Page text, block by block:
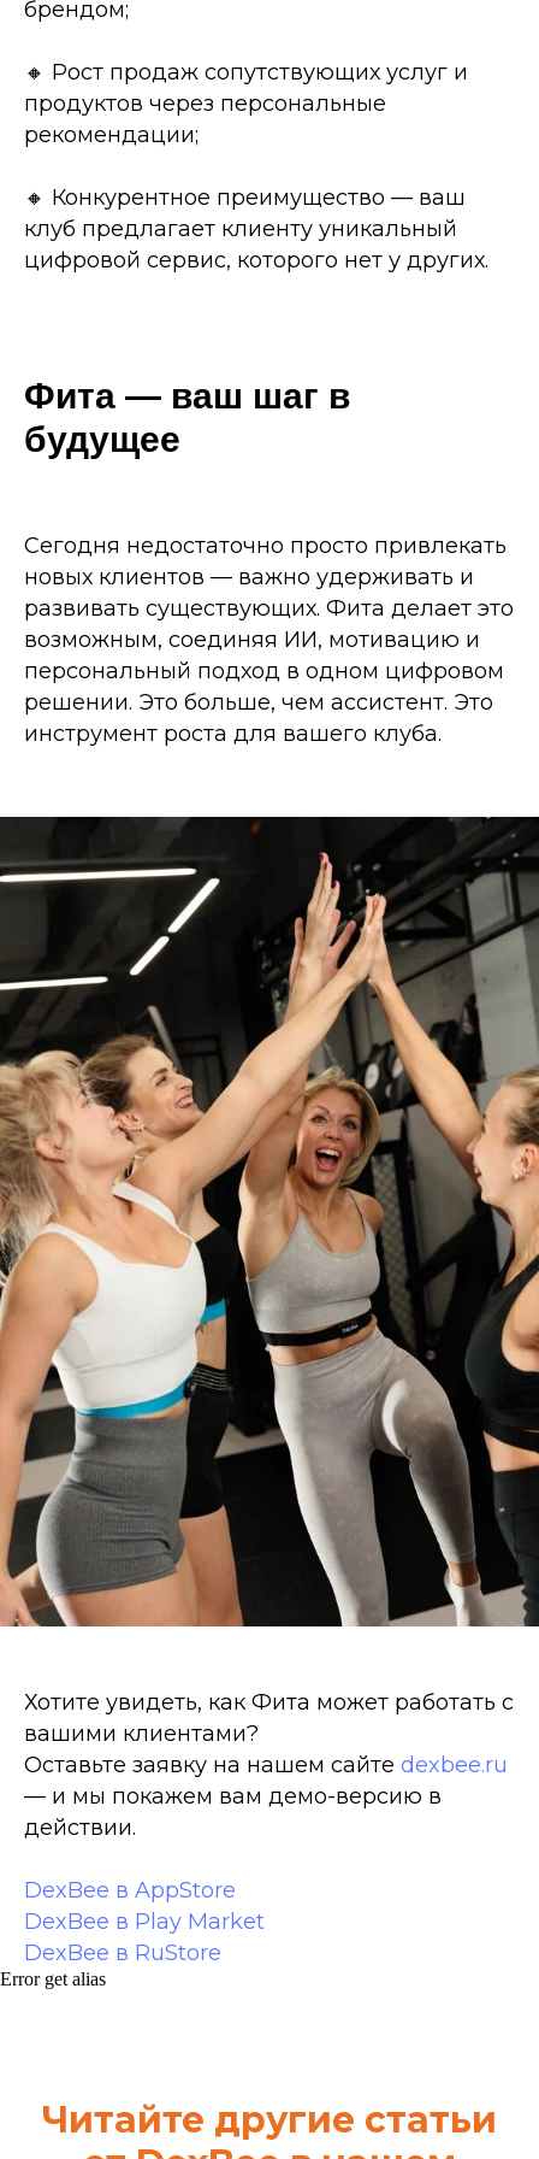
брендом;
🔸 Рост продаж сопутствующих услуг и
продуктов через персональные
рекомендации;
🔸 Конкурентное преимущество — ваш
клуб предлагает клиенту уникальный
цифровой сервис, которого нет у других.
Фита — ваш шаг в
будущее
Сегодня недостаточно просто привлекать
новых клиентов — важно удерживать и
развивать существующих. Фита делает это
возможным, соединяя ИИ, мотивацию и
персональный подход в одном цифровом
решении. Это больше, чем ассистент. Это
инструмент роста для вашего клуба.
Хотите увидеть, как Фита может работать с
вашими клиентами?
Оставьте заявку на нашем сайте dexbee.ru
— и мы покажем вам демо-версию в
действии.
DexBee в AppStore
DexBee в Play Market
DexBee в RuStore
Error get alias
Читайте другие статьи